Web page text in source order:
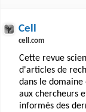
Cell
cell.com
Cette revue
d'articles de
dans le
aux chercheurs
informés des